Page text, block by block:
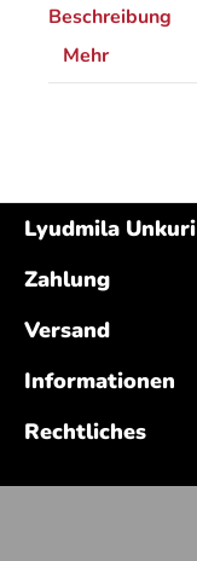
Beschreibung
Mehr
Lyudmila Unkuri
Zahlung
Versand
Informationen
Rechtliches